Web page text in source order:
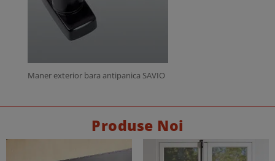
Maner exterior bara antipanica SAVIO
Produse Noi